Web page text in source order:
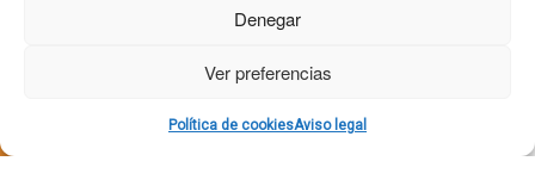
Denegar
Ver preferencias
Política de cookiesAviso legal
Diseñado con elTema Customizr